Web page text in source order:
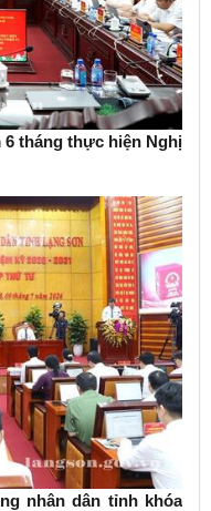
6 tháng thực hiện Nghị
nhân dân tỉnh khóa